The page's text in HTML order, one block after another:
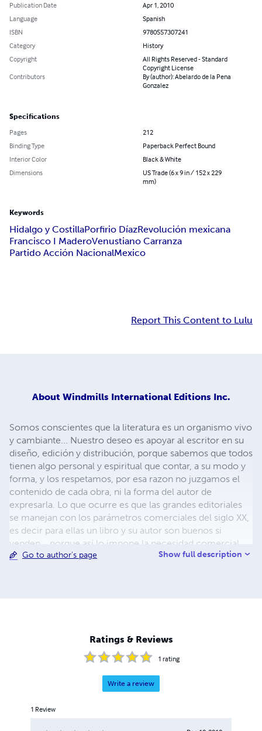
Publication Date
Apr 1, 2010
Language
Spanish
ISBN
9780557307241
Category
History
Copyright
All Rights Reserved - Standard
Copyright License
Contributors
By (author): Abelardo de la Pena
Gonzalez
Specifications
Pages
212
Binding Type
Paperback Perfect Bound
Interior Color
Black & White
Dimensions
US Trade (6 x 9 in / 152 x 229
mm)
Keywords
Hidalgo y CostillaPorfirio DíazRevolución mexicana
Francisco I MaderoVenustiano Carranza
Partido Acción NacionalMexico
Report This Content to Lulu
About Windmills International Editions Inc.
Somos conscientes que la literatura es un organismo vivo
y cambiante... Nuestro deseo es apoyar al escritor en su
diseño, edición y distribución, porque sabemos que todos
tienen algo personal y espiritual que contar, a su modo y
forma, y los respetamos, por esa razon no juzgamos el
contenido de cada obra, ni la forma del autor de
expresarla. Lo que ocurre es que las grandes editoriales
se manejan con los parámetros comerciales del siglo XX,
es decir para ellas un libro y su autor son buenos si
venden... porque así lo impone la necesidad comercial...
pero nos preguntamos, como saber si un autor es
Go to author's page Show full description
Ratings & Reviews
1 rating
Write a review
1 Review